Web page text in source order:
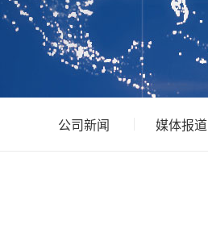
公司新闻 媒体报道